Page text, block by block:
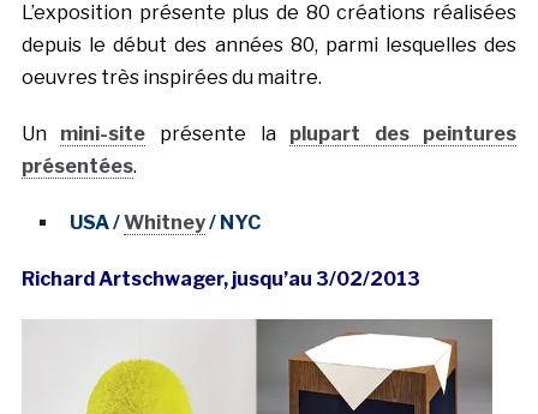
L’exposition présente plus de 80 créations réalisées
depuis le début des années 80, parmi lesquelles des
oeuvres très inspirées du maitre.
Un mini-site présente la plupart des peintures
présentées.
USA /Whitney/ NYC
Richard Artschwager, jusqu’au 3/02/2013